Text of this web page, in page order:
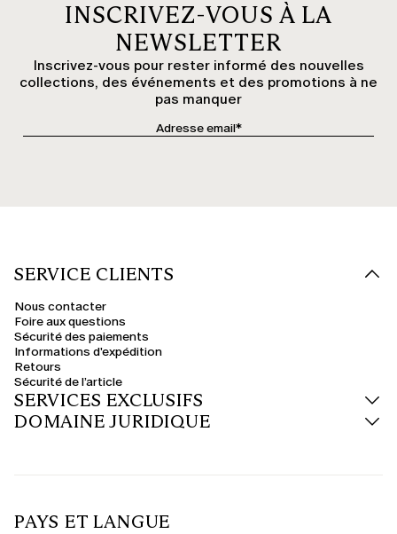
INSCRIVEZ-VOUS À LA
NEWSLETTER
Inscrivez-vous pour rester informé des nouvelles
collections, des événements et des promotions à ne
pas manquer
SERVICE CLIENTS
Nous contacter
Foire aux questions
Sécurité des paiements
Informations d'expédition
Retours
Sécurité de l’article
SERVICES EXCLUSIFS
DOMAINE JURIDIQUE
PAYS ET LANGUE